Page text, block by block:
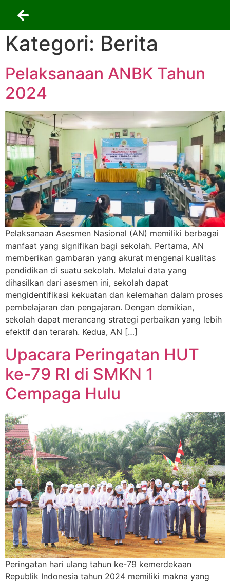
Kategori: Berita
Pelaksanaan ANBK Tahun
2024
Pelaksanaan Asesmen Nasional (AN) memiliki berbagai
manfaat yang signifikan bagi sekolah. Pertama, AN
memberikan gambaran yang akurat mengenai kualitas
pendidikan di suatu sekolah. Melalui data yang
dihasilkan dari asesmen ini, sekolah dapat
mengidentifikasi kekuatan dan kelemahan dalam proses
pembelajaran dan pengajaran. Dengan demikian,
sekolah dapat merancang strategi perbaikan yang lebih
efektif dan terarah. Kedua, AN […]
Upacara Peringatan HUT
ke-79 RI di SMKN 1
Cempaga Hulu
Peringatan hari ulang tahun ke-79 kemerdekaan
Republik Indonesia tahun 2024 memiliki makna yang